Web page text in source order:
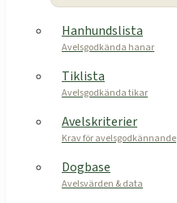
Hanhundslista
Avelsgodkända hanar
Tiklista
Avelsgodkända tikar
Avelskriterier
Krav för avelsgodkännande
Dogbase
Avelsvärden & data